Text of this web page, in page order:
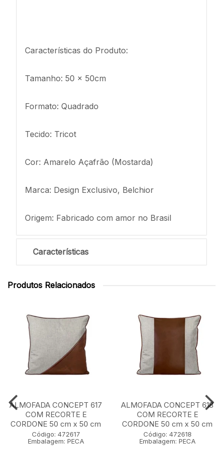
Características do Produto:
Tamanho: 50 x 50cm
Formato: Quadrado
Tecido: Tricot
Cor: Amarelo Açafrão (Mostarda)
Marca: Design Exclusivo, Belchior
Origem: Fabricado com amor no Brasil
Características
Produtos Relacionados
ALMOFADA CONCEPT 617
COM RECORTE E
CORDONE 50 cm x 50 cm
Código: 472617
Embalagem: PECA
ALMOFADA CONCEPT 618
COM RECORTE E
CORDONE 50 cm x 50 cm
Código: 472618
Embalagem: PECA